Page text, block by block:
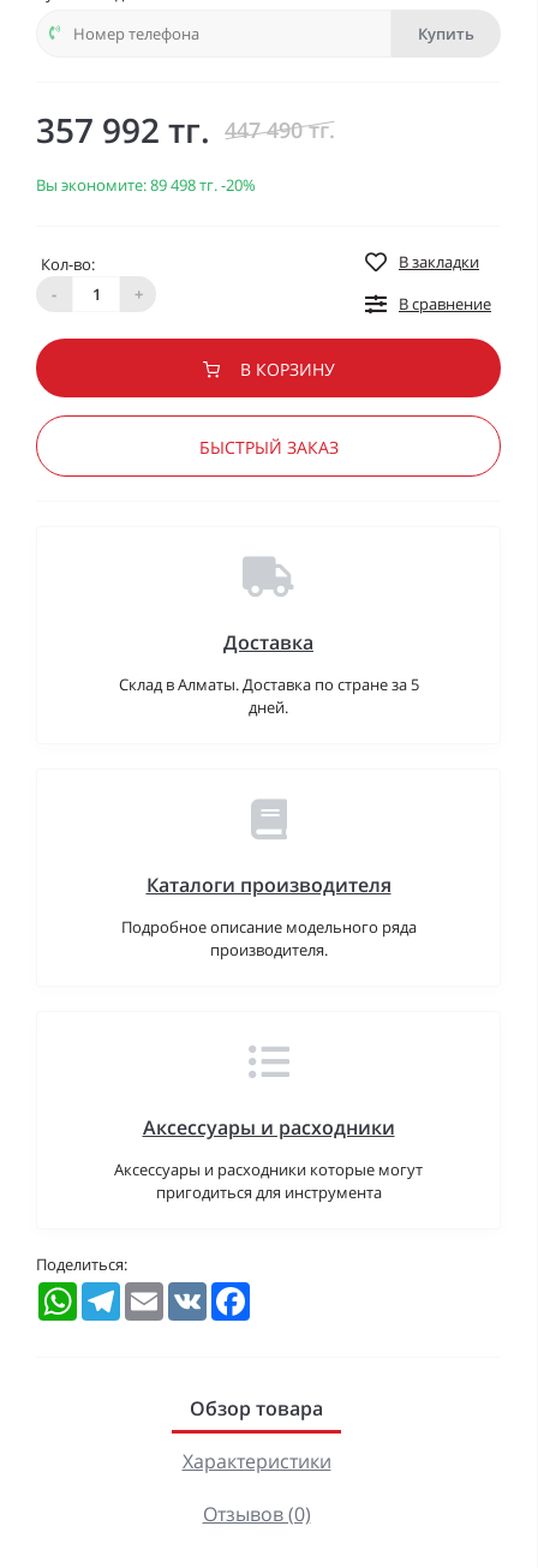
Купить
357 992 тг. 447 490 тг.
Вы экономите:89 498 тг.-20%
Кол-во:
-
+
В закладки
В сравнение
В КОРЗИНУ
БЫСТРЫЙ ЗАКАЗ
Доставка
Склад в Алматы. Доставка по стране за 5
дней.
Каталоги производителя
Подробное описание модельного ряда
производителя.
Аксессуары и расходники
Аксессуары и расходники которые могут
пригодиться для инструмента
Поделиться:
WhatsAppTelegramEmail VK
Обзор товара
Характеристики
Отзывов (0)